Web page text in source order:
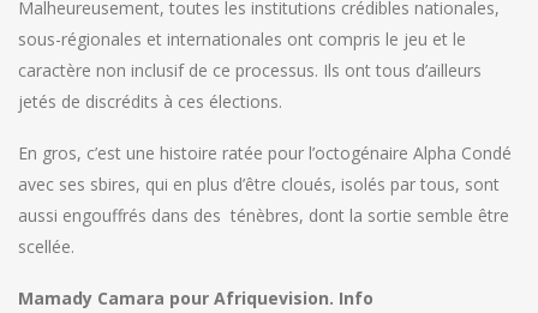
Malheureusement, toutes les institutions crédibles nationales,
sous-régionales et internationales ont compris le jeu et le
caractère non inclusif de ce processus. Ils ont tous d’ailleurs
jetés de discrédits à ces élections.
En gros, c’est une histoire ratée pour l’octogénaire Alpha Condé
avec ses sbires, qui en plus d’être cloués, isolés par tous, sont
aussi engouffrés dans des ténèbres, dont la sortie semble être
scellée.
Mamady Camara pour Afriquevision. Info